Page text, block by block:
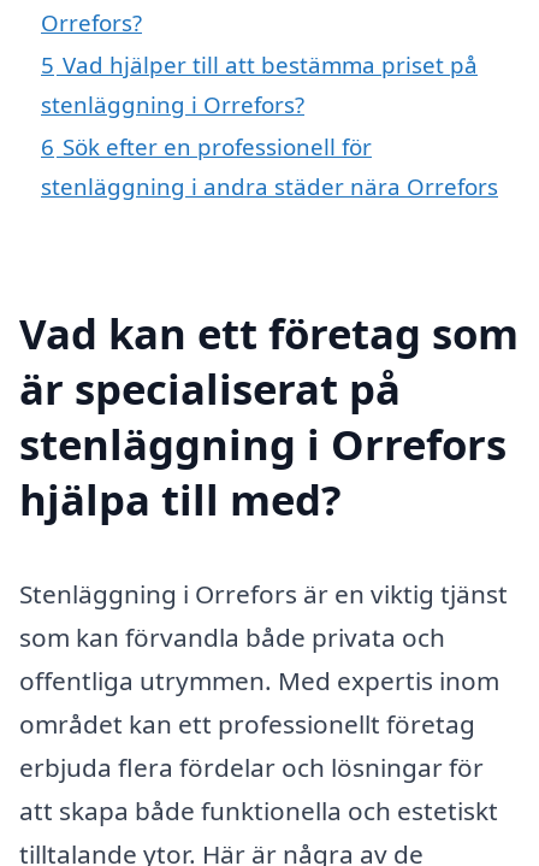
Orrefors?
5 Vad hjälper till att bestämma priset på
stenläggning i Orrefors?
6 Sök efter en professionell för
stenläggning i andra städer nära Orrefors
Vad kan ett företag som
är specialiserat på
stenläggning i Orrefors
hjälpa till med?
Stenläggning i Orrefors är en viktig tjänst
som kan förvandla både privata och
offentliga utrymmen. Med expertis inom
området kan ett professionellt företag
erbjuda flera fördelar och lösningar för
att skapa både funktionella och estetiskt
tilltalande ytor. Här är några av de